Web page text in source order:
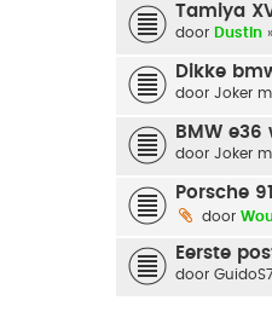
Tamiya
door Dustin
Dikke
door Joker
BMW
door Joker
Porsche
door
Eerste
door